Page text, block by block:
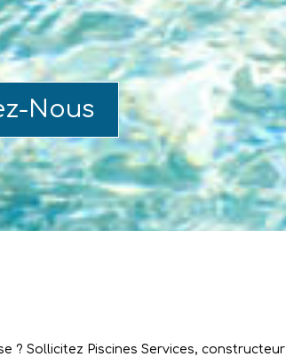
Nous
? Sollicitez Piscines Services, constructeur